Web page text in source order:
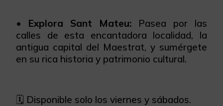
• Explora Sant Mateu: Pasea por las
calles de esta encantadora localidad, la
antigua capital del Maestrat, y sumérgete
en su rica historia y patrimonio cultural.
🗓️ Disponible solo los viernes y sábados.